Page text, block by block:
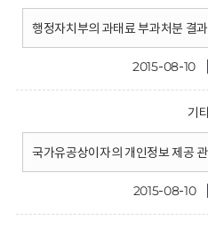
행정자치부의 과태료 부과처분 결
2015-08-10
기
국가유공상이자의 개인정보 제공
2015-08-10